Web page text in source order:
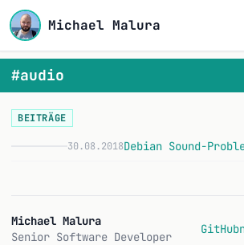
Michael Malura
#audio
BEITRÄGE
30.08.2018Debian Sound-
Michael Malura
Senior Software Developer
GitHub